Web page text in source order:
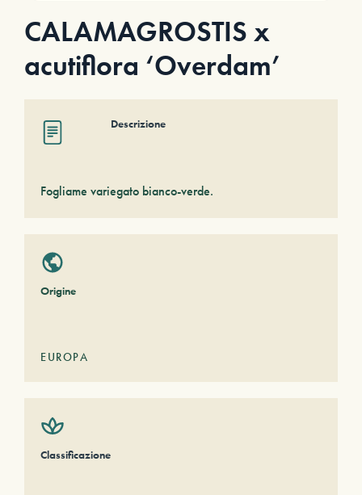
CALAMAGROSTIS x
acutiflora ‘Overdam’
Descrizione
Fogliame variegato bianco-verde.
Origine
EUROPA
Classificazione